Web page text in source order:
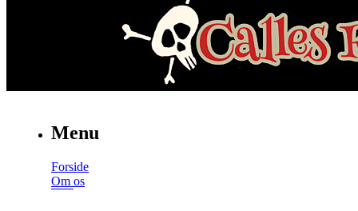
Menu
Forside
Om os